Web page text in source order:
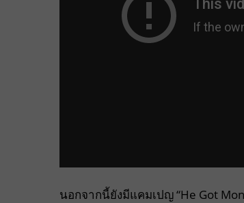
นอกจากนี้ยังมีแคมเปญ “He Got